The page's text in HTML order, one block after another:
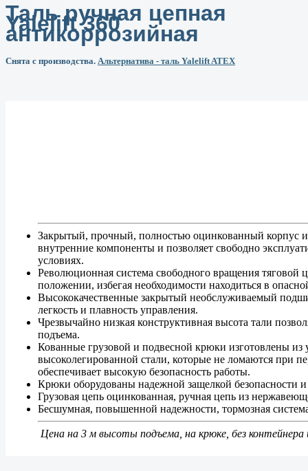
Таль ручная цепная
Yalelift 360
антикоррозийная
Снята с производства. Альтернатива - таль Yalelift ATEX
Закрытый, прочный, полностью оцинкованный корпус
внутренние компоненты и позволяет свободно
условиях.
Революционная система свободного вращения тяговой
положении, избегая необходимости находиться в
Высококачественные закрытый необслуживаемый
легкость и плавность управления.
Чрезвычайно низкая конструктивная высота тали
подъема.
Кованные грузовой и подвесной крюки изготовлены из
высоколегированной стали, которые не ломаются при
обеспечивает высокую безопасность работы.
Крюки оборудованы надежной защелкой безопасности
Грузовая цепь оцинкованная, ручная цепь из
Бесшумная, повышенной надежности, тормозная
Цена на 3 м высоты подъема, на крюке, без контейнера